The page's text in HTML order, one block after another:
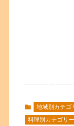
地域別カテゴ
料理別カテゴリー